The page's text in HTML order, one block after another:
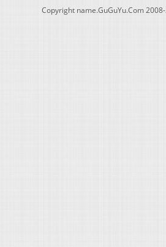
Copyright name.GuGuYu.Com